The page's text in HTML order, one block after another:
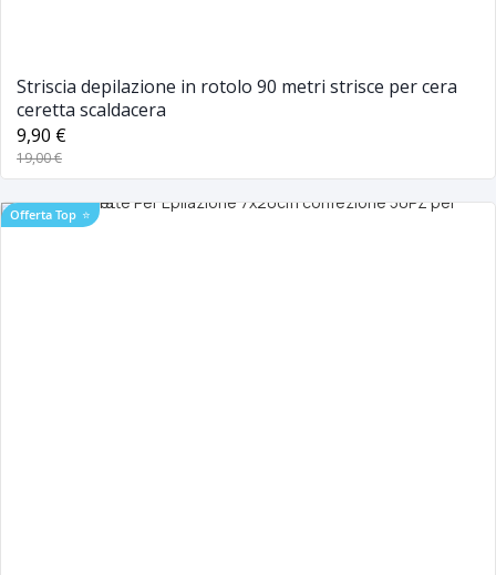
Striscia depilazione in rotolo 90 metri strisce per cera
ceretta scaldacera
9,90 €
19,00 €
Offerta Top ⭐